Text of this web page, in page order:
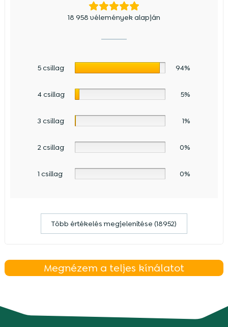
18 958 vélemények alapján
5 csillag 94%
4 csillag 5%
3 csillag 1%
2 csillag 0%
1 csillag 0%
Több értékelés megjelenítése (18952)
Megnézem a teljes kínálatot